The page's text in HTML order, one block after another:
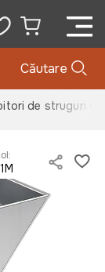
Căutare
de struguri si